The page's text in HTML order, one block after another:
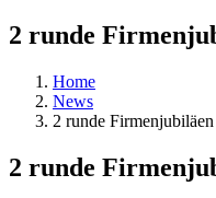
2 runde
Home
News
2 runde
2 runde